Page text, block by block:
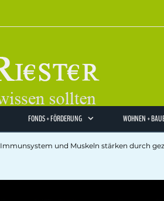
FONDS + FÖRDERUNG WOHNEN +
Immunsystem und Muskeln stärken durch